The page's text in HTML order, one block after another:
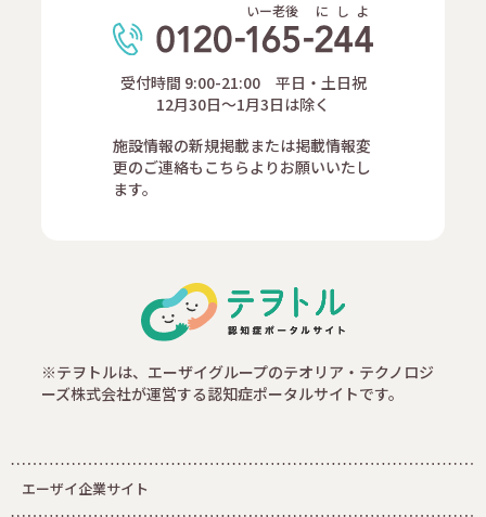
いー老後 に し よ
受付時間 9:00-21:00 平日・土日祝
12月30日～1月3日は除く
施設情報の新規掲載または掲載情報変
更のご連絡もこちらよりお願いいたし
ます。
※テヲトルは、エーザイグループのテオリア・テクノロジ
ーズ株式会社が運営する認知症ポータルサイトです。
エーザイ企業サイト